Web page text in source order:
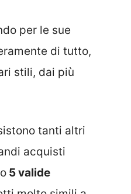
per le sue
di tutto,
stili, dai più
tanti altri
acquisti
5 valide